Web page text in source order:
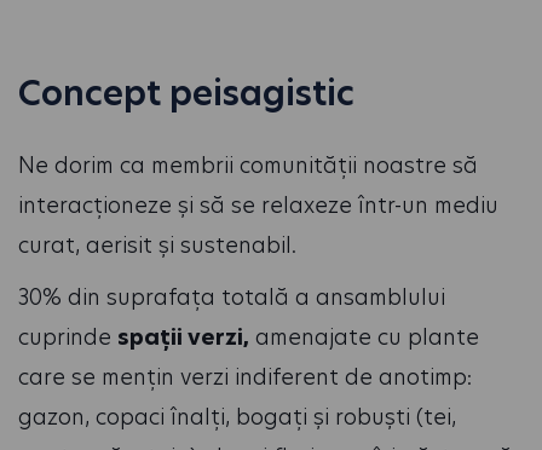
Concept peisagistic
Ne dorim ca membrii comunității noastre să
interacționeze și să se relaxeze într-un mediu
curat, aerisit și sustenabil.
30% din suprafața totală a ansamblului
cuprinde spații verzi, amenajate cu plante
care se mențin verzi indiferent de anotimp:
gazon, copaci înalți, bogați și robuști (tei,